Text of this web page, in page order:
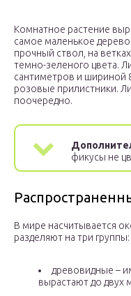
Комнатное растение
самое маленькое
прочный ствол, на
темно-зеленого цвета.
сантиметров и шириной
розовые прилистники.
поочередно.
фикусы не
В мире насчитывается
разделяют на три группы:
древовидные –
вырастают до двух